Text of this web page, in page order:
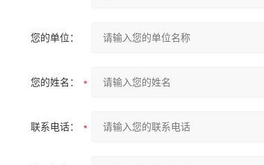
您的单位：
您的姓名：
联系电话：